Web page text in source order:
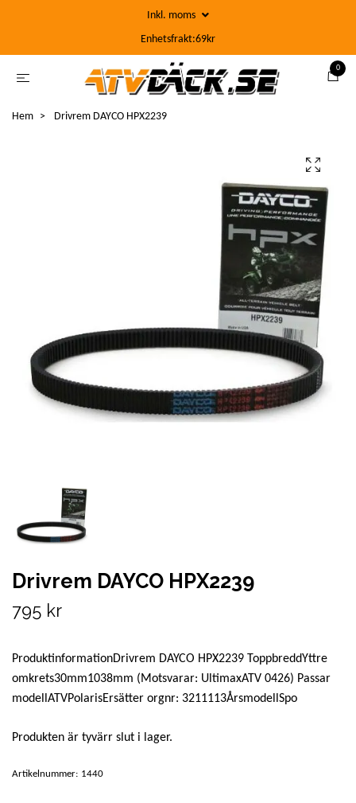
Inkl. moms
Enhetsfrakt:69kr
0
Hem Drivrem DAYCO HPX2239
Drivrem DAYCO HPX2239
795 kr
ProduktinformationDrivrem DAYCO HPX2239 ToppbreddYttre
omkrets30mm1038mm (Motsvarar: UltimaxATV 0426) Passar
modellATVPolarisErsätter orgnr: 3211113ÅrsmodellSpo
Produkten är tyvärr slut i lager.
Artikelnummer: 1440